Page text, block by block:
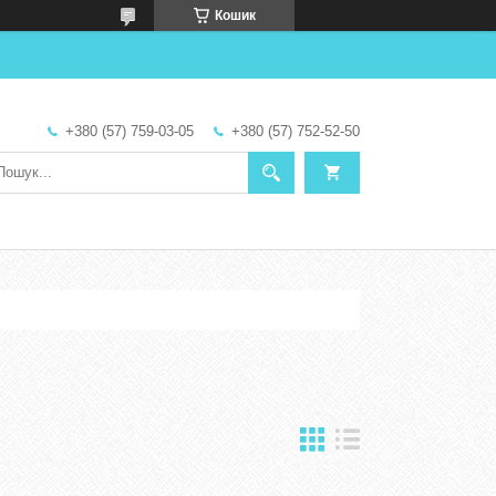
Кошик
+380 (57) 759-03-05 +380 (57) 752-52-50